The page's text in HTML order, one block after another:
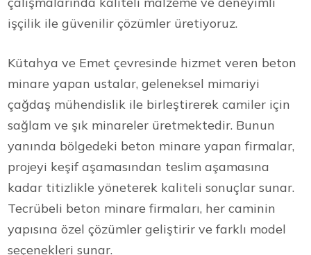
işçilik ile güvenilir çözümler üretiyoruz.
Kütahya ve Emet çevresinde hizmet veren beton
minare yapan ustalar, geleneksel mimariyi
çağdaş mühendislik ile birleştirerek camiler için
sağlam ve şık minareler üretmektedir. Bunun
yanında bölgedeki beton minare yapan firmalar,
projeyi keşif aşamasından teslim aşamasına
kadar titizlikle yöneterek kaliteli sonuçlar sunar.
Tecrübeli beton minare firmaları, her caminin
yapısına özel çözümler geliştirir ve farklı model
seçenekleri sunar.